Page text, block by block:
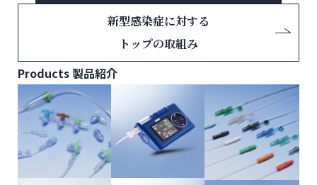
新型感染症に対する
トップの取組み
Products 製品紹介